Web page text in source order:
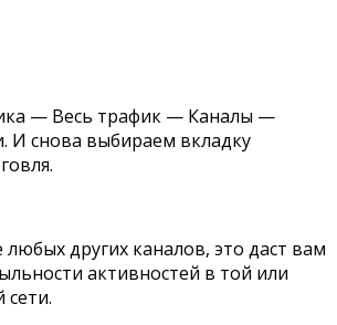
— Весь трафик — Каналы —
И снова выбираем вкладку
других каналов, это даст вам
активностей в той или
сети.